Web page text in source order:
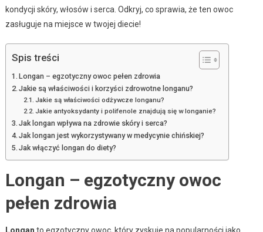
kondycji skóry, włosów i serca. Odkryj, co sprawia, że ten owoc
zasługuje na miejsce w twojej diecie!
Spis treści
Longan – egzotyczny owoc pełen zdrowia
Jakie są właściwości i korzyści zdrowotne longanu?
Jakie są właściwości odżywcze longanu?
Jakie antyoksydanty i polifenole znajdują się w longanie?
Jak longan wpływa na zdrowie skóry i serca?
Jak longan jest wykorzystywany w medycynie chińskiej?
Jak włączyć longan do diety?
Longan – egzotyczny owoc
pełen zdrowia
Longan to egzotyczny owoc, który zyskuje na popularności jako